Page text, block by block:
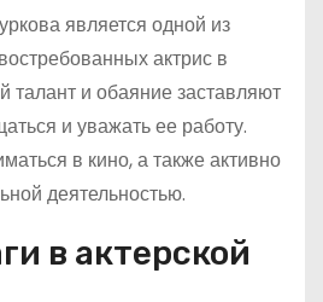
является одной из
актрис в
талант и обаяние заставляют
и уважать ее работу.
в кино, а также активно
деятельностью.
в актерской